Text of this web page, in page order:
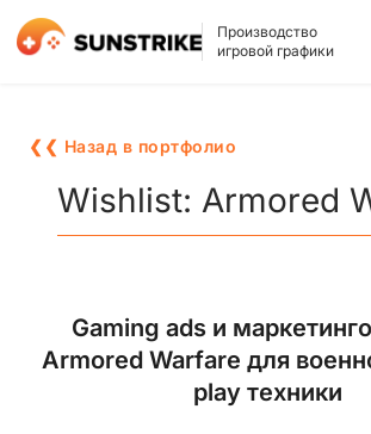
Производство
игровой графики
3D АРТ ДЛЯ ИГР
2D АРТ ДЛЯ ИГР
3D ПЕРСОНАЖИ
2D ПЕРСОНАЖИ
ПОРТФОЛИО
КАРЬЕРА
❮❮ Назад в портфолио
Wishlist: Armored
Gaming ads и
Armored Warfare для
play техники